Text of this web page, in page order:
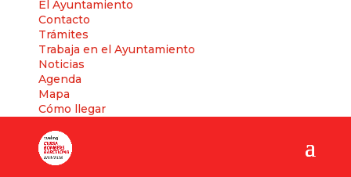
El Ayuntamiento
Contacto
Trámites
Trabaja en el Ayuntamiento
Noticias
Agenda
Mapa
Cómo llegar